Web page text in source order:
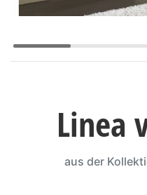
Linea
aus der
Konfigurator
0%
Finanzierung
Letz-